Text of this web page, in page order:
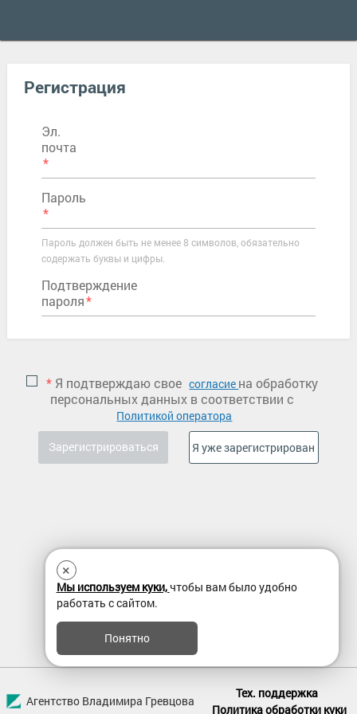
Регистрация
Эл.
почта
Пароль
Пароль должен быть не менее 8 символов, обязательно
содержать буквы и цифры.
Подтверждение
пароля
* Я подтверждаю свое согласие на обработку
персональных данных в соответствии с
Политикой оператора
Агентство Владимира Гревцова
Тех. поддержка
Политика обработки куки
×
Мы используем куки,чтобы вам было удобно
работать с сайтом.
Понятно